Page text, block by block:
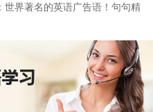
界著名的英语广告语！句句精